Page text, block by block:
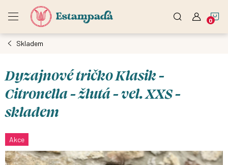
Skladem
Dyzajnové tričko Klasik -
Citronella - žlutá - vel. XXS -
skladem
Akce